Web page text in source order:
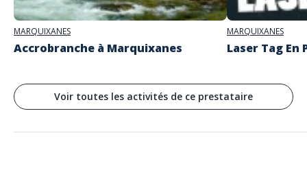
MARQUIXANES
Accrobranche à Marquixanes
MARQUIXANES
Laser Tag En
Voir toutes les activités de ce prestataire